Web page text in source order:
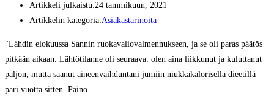
Artikkeli julkaistu:24 tammikuun, 2021
Artikkelin kategoria:Asiakastarinoita
"Lähdin elokuussa Sannin ruokavaliovalmennukseen, ja se oli paras päätös
pitkään aikaan. Lähtötilanne oli seuraava: olen aina liikkunut ja kuluttanut
paljon, mutta saanut aineenvaihduntani jumiin niukkakalorisella dieetillä
pari vuotta sitten. Paino…